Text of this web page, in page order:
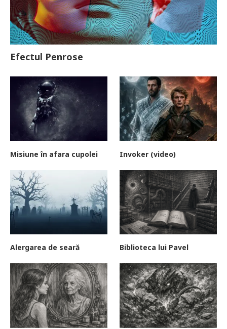
Efectul Penrose
Misiune în afara cupolei Invoker (video)
Alergarea de seară Biblioteca lui Pavel